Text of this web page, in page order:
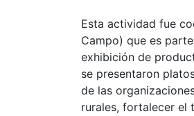
Esta actividad fue
Campo) que es
exhibición de
se presentaron
de las
rurales, fortalecer el